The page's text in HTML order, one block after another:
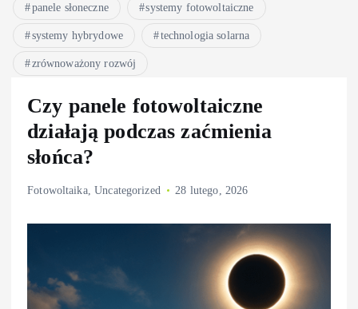
panele słoneczne systemy fotowoltaiczne
systemy hybrydowe technologia solarna
zrównoważony rozwój
Czy panele fotowoltaiczne
działają podczas zaćmienia
słońca?
Fotowoltaika,Uncategorized 28 lutego, 2026